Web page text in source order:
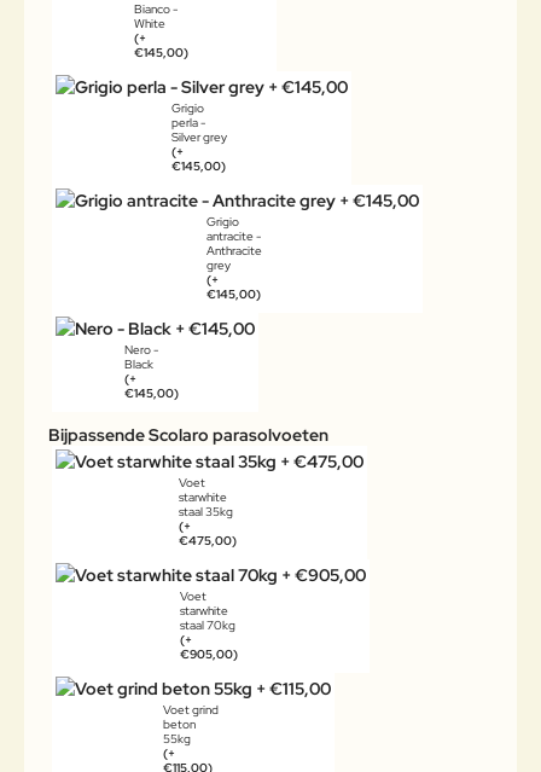
Bianco -
White
(+
€145,00)
Grigio
perla -
Silver grey
(+
€145,00)
Grigio
antracite -
Anthracite
grey
(+
€145,00)
Nero -
Black
(+
€145,00)
Bijpassende Scolaro parasolvoeten
Voet
starwhite
staal 35kg
(+
€475,00)
Voet
starwhite
staal 70kg
(+
€905,00)
Voet grind
beton
55kg
(+
€115,00)